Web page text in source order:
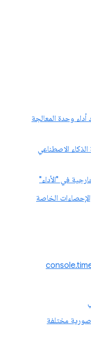
أداء وحدة المعالجة
الاصطناعي
في "الأداء"
الخاصة